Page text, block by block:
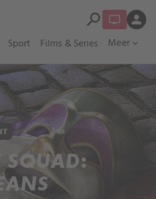
Sport Films & Series Meer expand_more
search person
SQUAD: